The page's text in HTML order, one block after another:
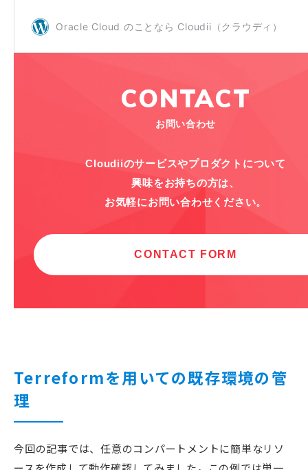
Terreformを用いての既存環境の管
理
今回の記事では、任意のコンパートメントに簡単なリソ